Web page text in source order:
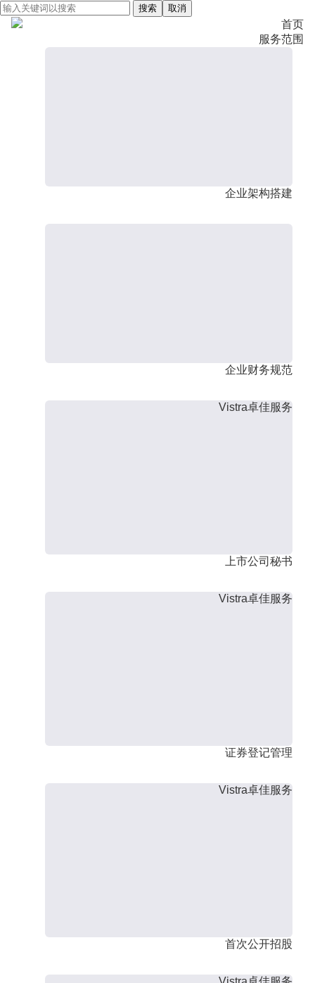
搜索 取消
首页
服务范围
企业架构搭建
企业财务规范
Vistra卓佳服务
上市公司秘书
Vistra卓佳服务
证券登记管理
Vistra卓佳服务
首次公开招股